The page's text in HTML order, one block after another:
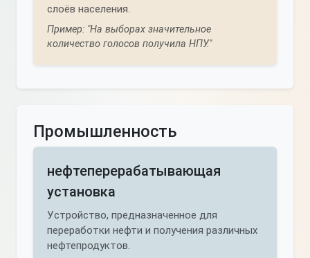
слоёв населения.
Пример: "На выборах значительное
количество голосов получила НПУ."
Промышленность
нефтеперерабатывающая
установка
Устройство, предназначенное для
переработки нефти и получения различных
нефтепродуктов.